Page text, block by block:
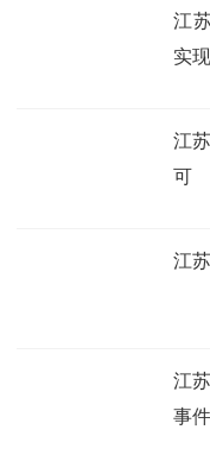
江
实
江
可
江
江
事